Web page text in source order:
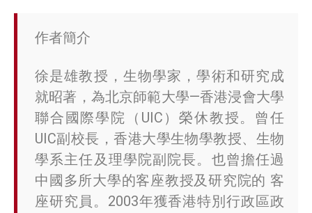
作者簡介
徐是雄教授，生物學家，學術和研究成
就昭著，為北京師範大學—香港浸會大學
聯合國際學院（UIC）榮休教授。曾任
UIC副校長，香港大學生物學教授、生物
學系主任及理學院副院長。也曾擔任過
中國多所大學的客座教授及研究院的 客
座研究員。2003年獲香港特別行政區政